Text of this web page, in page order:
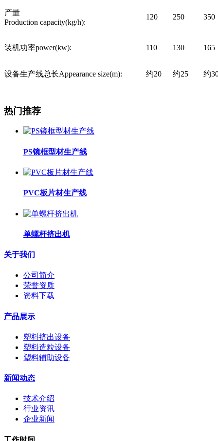
产量
Production capacity(kg/h):
120 250 350
装机功率power(kw): 110 130 165
设备生产线总长Appearance size(m): 约20 约25 约
热门推荐
PS镜框型材生产线
PVC板片材生产线
单螺杆挤出机
关于我们
公司简介
荣誉资质
资料下载
产品展示
塑料挤出设备
塑料造粒设备
塑料辅助设备
新闻动态
技术介绍
行业资讯
企业新闻